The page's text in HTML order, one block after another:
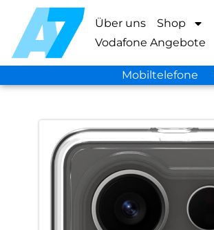
Über uns Shop
Vodafone Angebote
Mobiltelefone